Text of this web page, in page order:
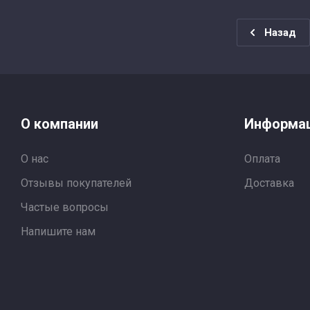
Назад
О компании
О нас
Отзывы покупателей
Частые вопросы
Напишите нам
Оплата
Доставка